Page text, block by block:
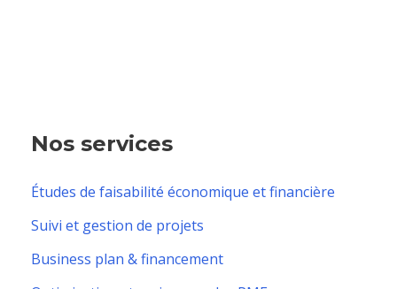
Nos services
Études de faisabilité économique et financière
Suivi et gestion de projets
Business plan & financement